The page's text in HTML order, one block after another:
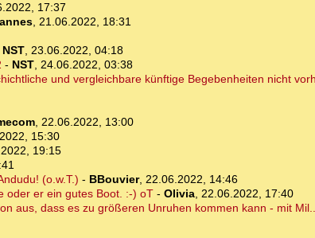
17:37
, 21.06.2022, 18:31
NST, 23.06.2022, 04:18
- NST, 24.06.2022, 03:38
und vergleichbare künftige Begebenheiten nicht
, 22.06.2022, 13:00
15:30
19:15
(o.w.T.) - BBouvier, 22.06.2022, 14:46
oder er ein gutes Boot. :-) oT- Olivia, 22.06.2022, 17:40
aus, dass es zu größeren Unruhen kommen kann - mit